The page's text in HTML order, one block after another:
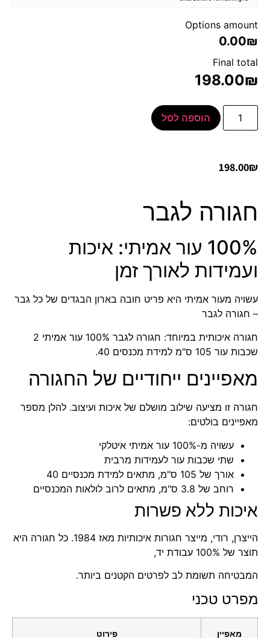
Options amount
0.00₪
Final total
198.00₪
הוספה לסל
198.00₪
חגורה לגבר
100% עור אמיתי: איכות
ועמידות לאורך זמן
עשויה מעור אמיתי היא פריט חובה בארון הבגדים של כל גבר
– חגורה לגבר
חגורה איכותית במיוחד: חגורה לגבר 100% עור אמיתי
2
שכבות עור 105 ס"מ למידת מכנסים 40.
מאפיינים ייחודיים של החגורה
חגורה זו מציעה שילוב מושלם של איכות ועיצוב. להלן מספר
מאפיינים בולטים:
עשויה מ-100%
עור אמיתי איטלקי
שתי שכבות עור לעמידות מרבית
אורך של 105 ס"מ, מתאים למידת מכנסיים 40
רוחב של 3.8 ס"מ, מתאים לרוב לולאות המכנסיים
איכות ללא פשרות
הייצרן, רודי, מייצר חגורות איכותיות מאז 1984. כל חגורה היא
תוצר של 100% עבודת יד
,
המבטיחה תשומת לב לפרטים הקטנים ביותר.
מפרט טכני
מאפיין פירוט